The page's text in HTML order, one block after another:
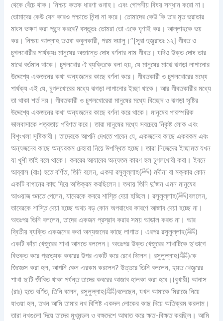
থেকে বেঁচে থাক। নিশ্চয় কতক ধারণা গুনাহ। এবং গোপনীয় বিষয় সন্ধান করো না।
তোমাদের কেউ যেন কারও পশ্চাতে নিন্দা না করে। তোমাদের কেউ কি তার মৃত ভ্রাতার
মাংস ভক্ষণ করা পছন্দ করবে? বস্তুতঃ তোমরা তো একে ঘৃণাই কর। আল্লাহকে ভয়
কর। নিশ্চয় আল্লাহ তওবা কবুলকারী, পরম দয়ালু।”[সূরা হুজুরাতঃ ১২]গীবত ও
চুগলখোরীর পার্থক্যঃমানুষের অজান্তে দোষ বর্ণনার নাম গীবত। যদিও উক্ত দোষ তার
মাঝে বর্তমান থাকে। চুগলখোর ঐ ব্যক্তিকে বলা হয়, যে মানুষের মাঝে ঝগড়া লাগানোর
উদ্দেশ্যে একজনের কথা অন্যজনের কাছে বর্ণনা করে।গীবতকারী ও চুগলখোরের মধ্যে
পার্থক্য এই যে, চুগলখোরের মধ্যে ঝগড়া লাগানোর ইচ্ছা থাকে। আর গীবতকারীর মধ্যে
তা থাকা শর্ত নয়। গীবতকারী ও চুগলখোরেরা মানুষের মধ্যে বিচ্ছেদ ও ঝগড়া সৃষ্টির
উদ্দেশ্যে একজনের কথা অন্যজনের কাছে বর্ণনা করে থাকে। মানুষের পারস্পরিক
ভালবাসাকে শত্রতায় পরিণত করে। তারা মানুষের মধ্যে সবচেয়ে নিকৃষ্ট লোক এবং
বিশৃংখলা সৃষ্টিকারী। তাদেরকে আপনি দেখতে পাবেন যে, একজনের কাছে একরকম এবং
অন্যজনের কাছে অন্যরকম চেহারা নিয়ে উপস্থিত হচ্ছে। তারা নিজেদের ইচ্ছামত যখন
যা খুশী তাই বলে থাকে। কবরের আযাবের অন্যতম কারণ হল চুগলখোরী করা। ইবনে
আব্বাস (রাঃ) হতে বর্ণিত, তিনি বলেন, একদা রসুলুল্লাহ(ﷺ) মদীনা বা মক্কার কোন
একটি বাগানের কাছ দিয়ে অতিক্রম করছিলেন। তথায় তিনি দু’জন এমন মানুষের
আওয়াজ শুনতে পেলেন, যাদেরকে কবরে শাস্তি দেয়া হচ্ছিল। রসুলুল্লাহ(ﷺ)বললেন,
তাদেরকে শাস্তি দেয়া হচ্ছে অথচ বড় কোন অপরাধের কারণে আজাব দেয়া হচ্ছে না।
অতঃপর তিনি বললেন, তাদের একজন প্রস্রাব করার সময় আড়াল করত না। আর
দ্বিতীয় ব্যক্তি একজনের কথা অন্যজনের কাছে লাগাত। এরপর রসুলুল্লাহ(ﷺ)
একটি কাঁচা খেজুরের শাখা আনতে বললেন। অতঃপর উক্ত খেজুরের শাখাটিকে দু’ভাগে
বিভক্ত করে প্রত্যেক কবরের উপর একটি করে রেখে দিলেন। রসুলুল্লাহ(ﷺ)কে
জিজ্ঞেস করা হল, আপনি কেন এরকম করলেন? উত্তরে তিনি বললেন, হয়ত খেজুরের
শাখা দু’টি জীবিত থাকা পর্যন্ত তাদের কবরের আজাব হালকা করা হবে।(বুখারী) আনাস
(রাঃ) হতে বর্ণিত, তিনি বলেন, রসুলুল্লাহ(ﷺ)বলেছেন, যখন আমাকে মিরাজে নিয়ে
যাওয়া হল, তখন আমি তামার নখ বিশিষ্ট একদল লোকের কাছ দিয়ে অতিক্রম করলাম।
তারা নখগুলো দিয়ে তাদের মুখমন্ডল ও বক্ষদেশে আঘাত করে ক্ষত-বিক্ষত করছিল। আমি